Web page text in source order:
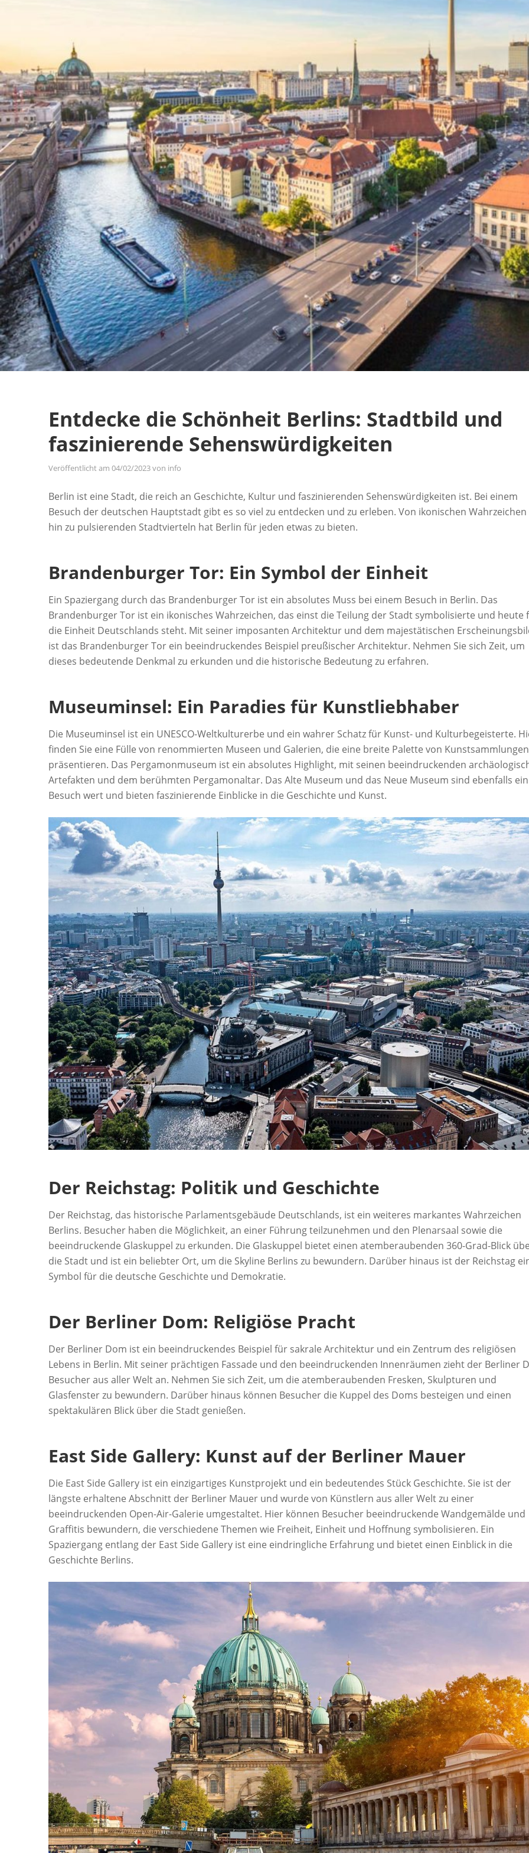
Entdecke die Schönheit Berlins: Stadtbild und
faszinierende Sehenswürdigkeiten
Veröffentlicht am 04/02/2023von info
Berlin ist eine Stadt, die reich an Geschichte, Kultur und faszinierenden Sehenswürdigkeiten ist. Bei einem
Besuch der deutschen Hauptstadt gibt es so viel zu entdecken und zu erleben. Von ikonischen Wahrzeichen
hin zu pulsierenden Stadtvierteln hat Berlin für jeden etwas zu bieten.
Brandenburger Tor: Ein Symbol der Einheit
Ein Spaziergang durch das Brandenburger Tor ist ein absolutes Muss bei einem Besuch in Berlin. Das
Brandenburger Tor ist ein ikonisches Wahrzeichen, das einst die Teilung der Stadt symbolisierte und heute
die Einheit Deutschlands steht. Mit seiner imposanten Architektur und dem majestätischen
ist das Brandenburger Tor ein beeindruckendes Beispiel preußischer Architektur. Nehmen Sie sich Zeit, um
dieses bedeutende Denkmal zu erkunden und die historische Bedeutung zu erfahren.
Museuminsel: Ein Paradies für Kunstliebhaber
Die Museuminsel ist ein UNESCO-Weltkulturerbe und ein wahrer Schatz für Kunst- und Kulturbegeisterte.
finden Sie eine Fülle von renommierten Museen und Galerien, die eine breite Palette von Kunstsammlungen
präsentieren. Das Pergamonmuseum ist ein absolutes Highlight, mit seinen beeindruckenden
Artefakten und dem berühmten Pergamonaltar. Das Alte Museum und das Neue Museum sind ebenfalls
Besuch wert und bieten faszinierende Einblicke in die Geschichte und Kunst.
Der Reichstag: Politik und Geschichte
Der Reichstag, das historische Parlamentsgebäude Deutschlands, ist ein weiteres markantes Wahrzeichen
Berlins. Besucher haben die Möglichkeit, an einer Führung teilzunehmen und den Plenarsaal sowie die
beeindruckende Glaskuppel zu erkunden. Die Glaskuppel bietet einen atemberaubenden 360-Grad-Blick
die Stadt und ist ein beliebter Ort, um die Skyline Berlins zu bewundern. Darüber hinaus ist der Reichstag
Symbol für die deutsche Geschichte und Demokratie.
Der Berliner Dom: Religiöse Pracht
Der Berliner Dom ist ein beeindruckendes Beispiel für sakrale Architektur und ein Zentrum des religiösen
Lebens in Berlin. Mit seiner prächtigen Fassade und den beeindruckenden Innenräumen zieht der Berliner
Besucher aus aller Welt an. Nehmen Sie sich Zeit, um die atemberaubenden Fresken, Skulpturen und
Glasfenster zu bewundern. Darüber hinaus können Besucher die Kuppel des Doms besteigen und einen
spektakulären Blick über die Stadt genießen.
East Side Gallery: Kunst auf der Berliner Mauer
Die East Side Gallery ist ein einzigartiges Kunstprojekt und ein bedeutendes Stück Geschichte. Sie ist der
längste erhaltene Abschnitt der Berliner Mauer und wurde von Künstlern aus aller Welt zu einer
beeindruckenden Open-Air-Galerie umgestaltet. Hier können Besucher beeindruckende Wandgemälde und
Graffitis bewundern, die verschiedene Themen wie Freiheit, Einheit und Hoffnung symbolisieren. Ein
Spaziergang entlang der East Side Gallery ist eine eindringliche Erfahrung und bietet einen Einblick in die
Geschichte Berlins.